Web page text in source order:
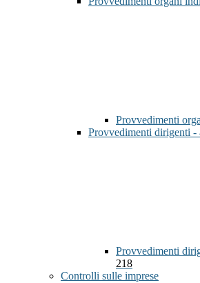
Provvedimenti
Provvedimenti dirigenti -
Provvedimenti
218
Controlli sulle imprese